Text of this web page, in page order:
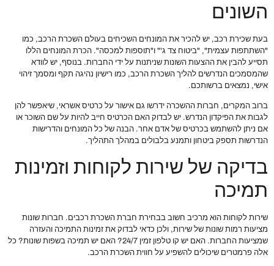
השונים
בעת שכירת רכב, יש להכיר את המונחים השכיחים בעולם השכרת הרכב, כמו
"השתתפות עצמית", "ביטוח צד ג'" ו"תוספות למכסה". הכרת המונחים הללו
תסייע להבין את ההצעות השונות שניתנות על ידי החברות. בנוסף, יש לוודא
שהמסמכים הנדרשים להליך השכרת הרכב, כמו רישיון נהיגה תקף ומסמך זיהוי
אישי, נמצאים ברשותכם.
ברוב המקרים, חברות ההשכרה ידרשו גם אישור על כרטיס אשראי, שיאפשר להן
לגבות את הפיקדון הנדרש. יש לבדוק האם הכרטיס חייב להיות על שם השוכר או
אם ניתן להשתמש בכרטיס של אדם אחר. הבנה של כל המונחים והדרישות
הנדרשות תספק ביטחון ותמנע בלבולים במהלך התהליך.
בדיקה של שירות לקוחות וזמינות
תמיכה
שירות לקוחות הוא מרכיב חשוב בבחירת חברת השכרת רכבים. חברות שונות
מציעות רמות שונות של שירות, ולכן כדאי לבדוק את זמינות התמיכה והעזרה
שמציעות החברות. האם יש קו טלפון זמין 24/7? האם יש תמיכה בשפות שונות? כל
אלה פרמטרים שיכולים להשפיע על חווית השכרת הרכב.